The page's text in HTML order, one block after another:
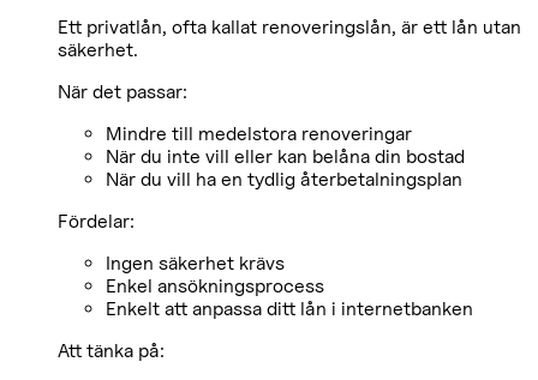
Ett privatlån, ofta kallat renoveringslån, är ett lån utan
säkerhet.
När det passar:
Mindre till medelstora renoveringar
När du inte vill eller kan belåna din bostad
När du vill ha en tydlig återbetalningsplan
Fördelar:
Ingen säkerhet krävs
Enkel ansökningsprocess
Enkelt att anpassa ditt lån i internetbanken
Att tänka på: